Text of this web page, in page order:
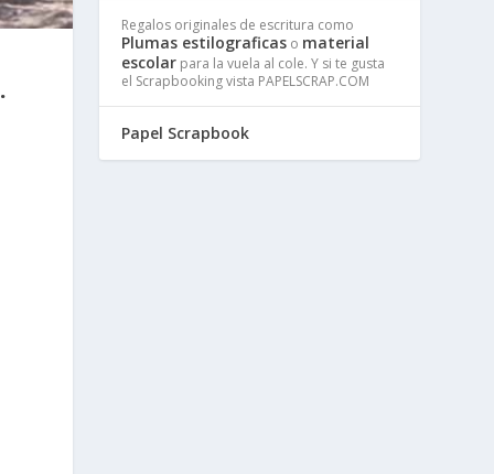
Regalos originales de escritura como
Plumas estilograficas o material
escolar para la vuela al cole. Y si te gusta
el Scrapbooking vista PAPELSCRAP.COM
Papel Scrapbook